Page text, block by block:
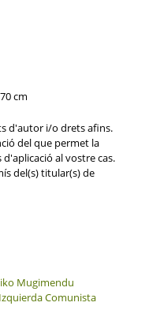
cm
d'autor i/o drets afins.
del que permet la
al vostre cas.
del(s) titular(s) de
Mugimendu
Comunista